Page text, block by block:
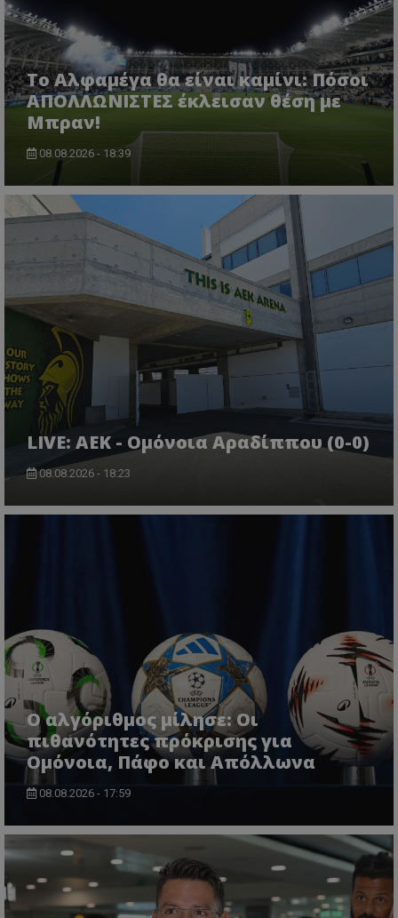
Το Αλφαμέγα θα είναι καμίνι: Πόσοι
ΑΠΟΛΛΩΝΙΣΤΕΣ έκλεισαν θέση με
Μπραν!
08.08.2026 - 18:39
LIVE: ΑΕΚ - Ομόνοια Αραδίππου (0-0)
08.08.2026 - 18:23
Ο αλγόριθμος μίλησε: Οι
πιθανότητες πρόκρισης για
Ομόνοια, Πάφο και Απόλλωνα
08.08.2026 - 17:59